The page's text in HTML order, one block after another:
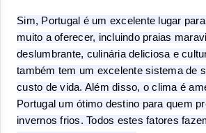
Sim, Portugal é um excelente lugar
muito a oferecer, incluindo praias
deslumbrante, culinária deliciosa e
também tem um excelente sistema de
custo de vida. Além disso, o clima é
Portugal um ótimo destino para quem
invernos frios. Todos estes fatores